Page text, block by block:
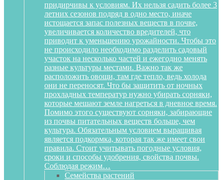
придирчивы к условиям. Их нельзя садить более 3
летних сезонов подряд в одно место, иначе
истощается запас полезных веществ в почве,
увеличивается количество вредителей, что
приводит к уменьшению урожайности. Чтобы это
не происходило необходимо разделить садовый
участок на несколько частей и ежегодно менять
разные культуры местами. Важно так же
расположить овощи, там где тепло, ведь холода
они не переносят. Что бы защитить от ночных
прохладных температур нужно убирать сорняки,
которые мешают земле нагреться в дневное время.
Помимо этого существуют сорняки, забирающие
из почвы питательных веществ больше, чем
культура. Обязательным условием выращивая
является подкормка, которая так же имеет свои
правила. Стоит учитывать погодные условия,
сроки и способы удобрения, свойства почвы.
Соблюдая режим…
Семейства растений